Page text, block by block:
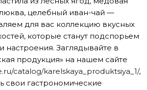
целебный иван-чай —
для вас коллекцию вкусных
которые станут подспорьем
настроения. Заглядывайте в
продукция» на нашем сайте
catalog/karelskaya_produktsiya_1/,
свои гастрономические